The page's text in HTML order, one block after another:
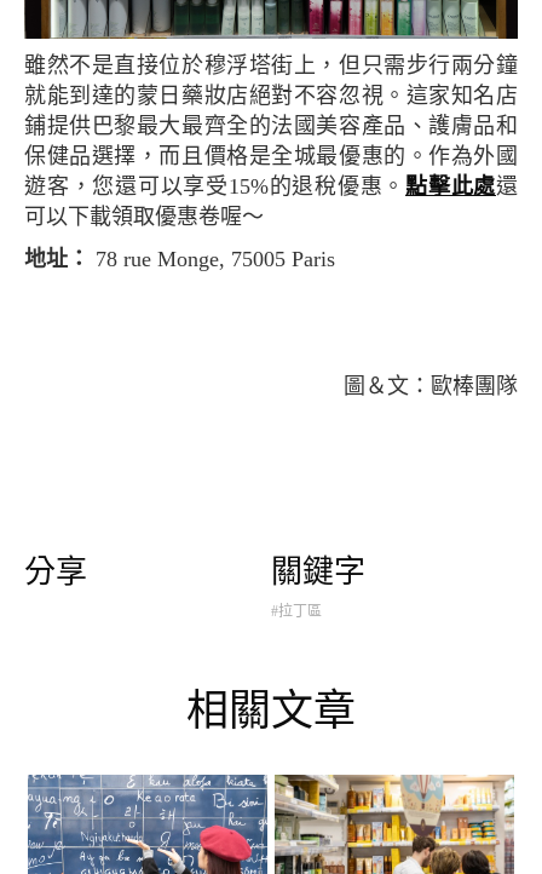
雖然不是直接位於穆浮塔街上，但只需步行兩分鐘
就能到達的蒙日藥妝店絕對不容忽視。這家知名店
鋪提供巴黎最大最齊全的法國美容產品、護膚品和
保健品選擇，而且價格是全城最優惠的。作為外國
遊客，您還可以享受15%的退稅優惠。 點擊此處還
可以下載領取優惠卷喔～
地址：
78 rue Monge, 75005 Paris
圖＆文：歐棒團隊
分享 關鍵字
#拉丁區
相關文章